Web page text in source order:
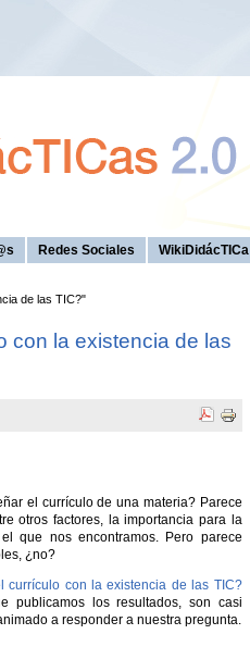
Redes Sociales WikiDidácTICa
de las TIC?"
con la existencia de las
el currículo de una materia? Parece
otros factores, la importancia para la
que nos encontramos. Pero parece
¿no?
currículo con la existencia de las TIC?
publicamos los resultados, son casi
a responder a nuestra pregunta.